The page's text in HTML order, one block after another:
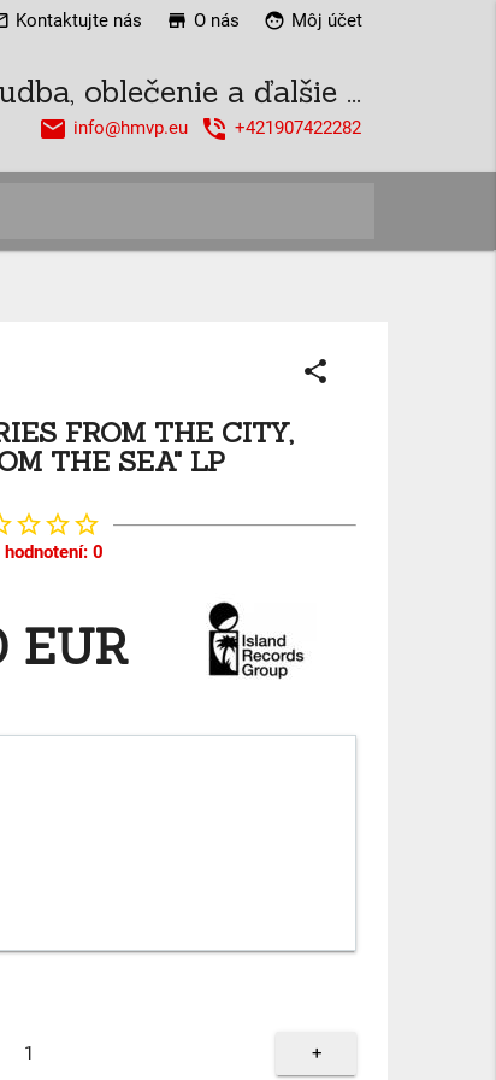
Kontaktujte nás store O nás face Môj účet
oblečenie a ďalšie ...
info@hmvp.eu
email +421907422282
phone_in_talk
share
FROM THE CITY,
THE SEA" LP
star_borderstar_borderstar_border
hodnotení: 0
EUR
+